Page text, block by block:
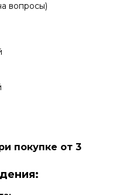
вопросы)
покупке от 3